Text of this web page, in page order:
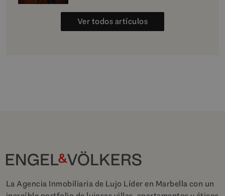
Ver todos artículos
La Agencia Inmobiliaria de Lujo Líder en Marbella con un